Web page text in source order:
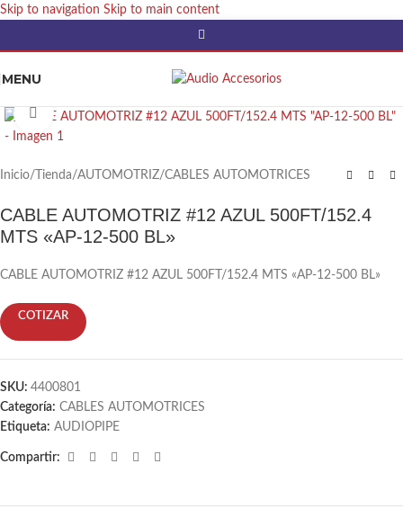
Skip to navigation Skip to main content
MENU
Click to enlarge
Inicio/ Tienda/AUTOMOTRIZ/CABLES AUTOMOTRICES
CABLE AUTOMOTRIZ #12 AZUL 500FT/152.4
MTS «AP-12-500 BL»
CABLE AUTOMOTRIZ #12 AZUL 500FT/152.4 MTS «AP-12-500 BL»
COTIZAR
SKU: 4400801
Categoría: CABLES AUTOMOTRICES
Etiqueta: AUDIOPIPE
Compartir: